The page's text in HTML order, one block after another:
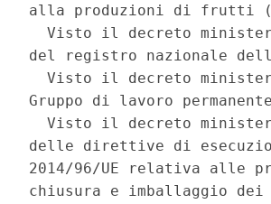
alla produzioni di frutti
Visto il decreto
del registro nazionale
Visto il decreto
Gruppo di lavoro
Visto il decreto
delle direttive di
2014/96/UE relativa alle
chiusura e imballaggio